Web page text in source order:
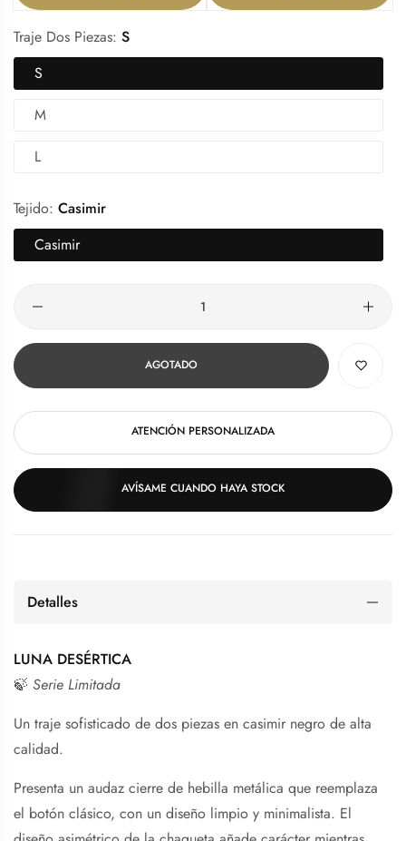
Traje Dos Piezas: S
S
M
L
Tejido: Casimir
Casimir
AGOTADO
ATENCIÓN PERSONALIZADA
AVÍSAME CUANDO HAYA STOCK
Detalles
LUNA DESÉRTICA
🍃 Serie Limitada
Un traje sofisticado de dos piezas en casimir negro de alta
calidad.
Presenta un audaz cierre de hebilla metálica que reemplaza
el botón clásico, con un diseño limpio y minimalista. El